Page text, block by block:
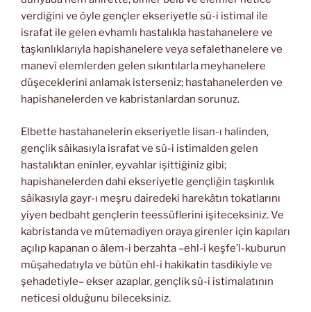
verdiğini ve öyle gençler ekseriyetle sû-i istimal ile
israfat ile gelen evhamlı hastalıkla hastahanelere ve
taşkınlıklarıyla hapishanelere veya sefalethanelere ve
manevî elemlerden gelen sıkıntılarla meyhanelere
düşeceklerini anlamak isterseniz; hastahanelerden ve
hapishanelerden ve kabristanlardan sorunuz.
Elbette hastahanelerin ekseriyetle lisan-ı halinden,
gençlik sâikasıyla israfat ve sû-i istimalden gelen
hastalıktan enînler, eyvahlar işittiğiniz gibi;
hapishanelerden dahi ekseriyetle gençliğin taşkınlık
sâikasıyla gayr-ı meşru dairedeki harekâtın tokatlarını
yiyen bedbaht gençlerin teessüflerini işiteceksiniz. Ve
kabristanda ve mütemadiyen oraya girenler için kapıları
açılıp kapanan o âlem-i berzahta –ehl-i keşfe’l-kuburun
müşahedatıyla ve bütün ehl-i hakikatin tasdikiyle ve
şehadetiyle– ekser azaplar, gençlik sû-i istimalatının
neticesi olduğunu bileceksiniz.